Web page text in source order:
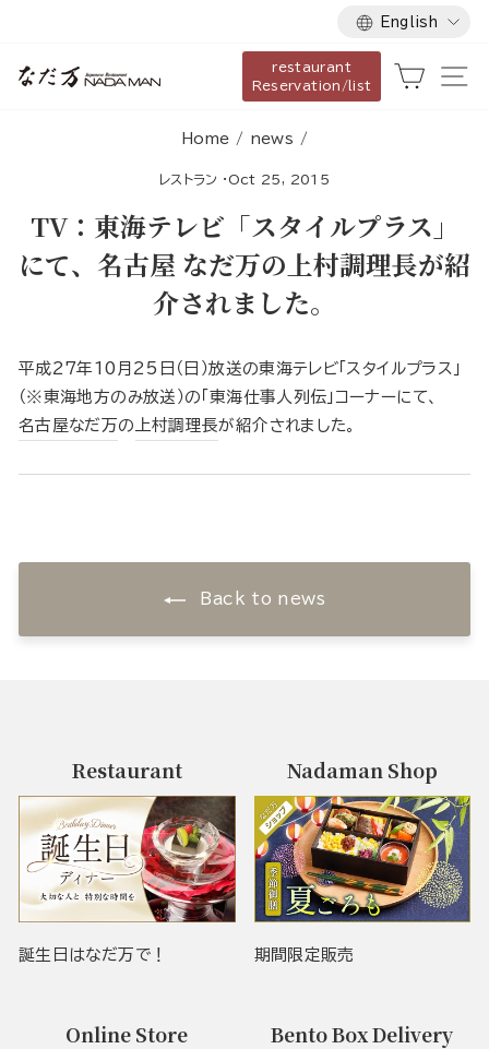
content
Language
English
restaurant
Reservation/list
Cart
Home / news /
レストラン ·Oct 25, 2015
TV：東海テレビ「スタイルプラス」
にて、名古屋 なだ万の上村調理長が紹
介されました。
平成27年10月25日（日）放送の東海テレビ「スタイルプラス」
（※東海地方のみ放送）の「東海仕事人列伝」コーナーにて、
名古屋なだ万 の 上村調理長が紹介されました。
Back to news
Restaurant
誕生日はなだ万で！
Nadaman Shop
期間限定販売
Online Store Bento Box Delivery